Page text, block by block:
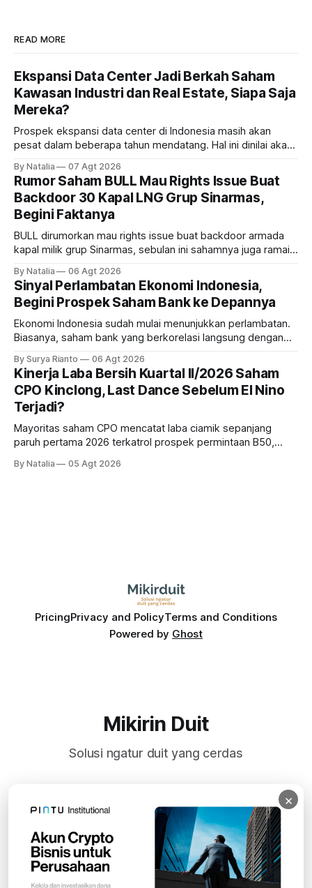
READ MORE
Ekspansi Data Center Jadi Berkah Saham
Kawasan Industri dan Real Estate, Siapa Saja
Mereka?
Prospek ekspansi data center di Indonesia masih akan
pesat dalam beberapa tahun mendatang. Hal ini dinilai akan
estate, ada siapa saja mereka?
By Natalia 07 Agt 2026
Rumor Saham BULL Mau Rights Issue Buat
Backdoor 30 Kapal LNG Grup Sinarmas,
Begini Faktanya
BULL dirumorkan mau rights issue buat backdoor armada
kapal milik grup Sinarmas, sebulan ini sahamnya juga ramai
masih menarik dilirik?
By Natalia 06 Agt 2026
Sinyal Perlambatan Ekonomi Indonesia,
Begini Prospek Saham Bank ke Depannya
Ekonomi Indonesia sudah mulai menunjukkan perlambatan.
Biasanya, saham bank yang berkorelasi langsung dengan
bank ke depannya?
By Surya Rianto 06 Agt 2026
Kinerja Laba Bersih Kuartal II/2026 Saham
CPO Kinclong, Last Dance Sebelum El Nino
Terjadi?
Mayoritas saham CPO mencatat laba ciamik sepanjang
paruh pertama 2026 terkatrol prospek permintaan B50,
diprediksi semakin terlihat mendekati 2027. Kira-kira gimana
By Natalia 05 Agt 2026
PricingPrivacy and PolicyTerms and Conditions
Powered by Ghost
Mikirin Duit
Solusi ngatur duit yang cerdas
Subscribe
×